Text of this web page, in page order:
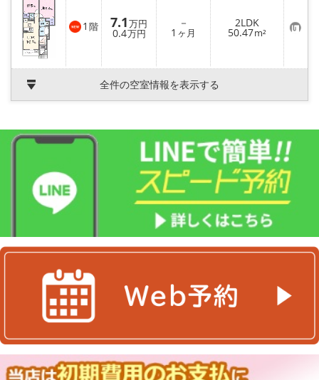
録
1 階 7.1万円
0.4万円
－
1 ヶ月
2LDK
50.47m² お
気
に
入
り
全件の空室情報を表示する